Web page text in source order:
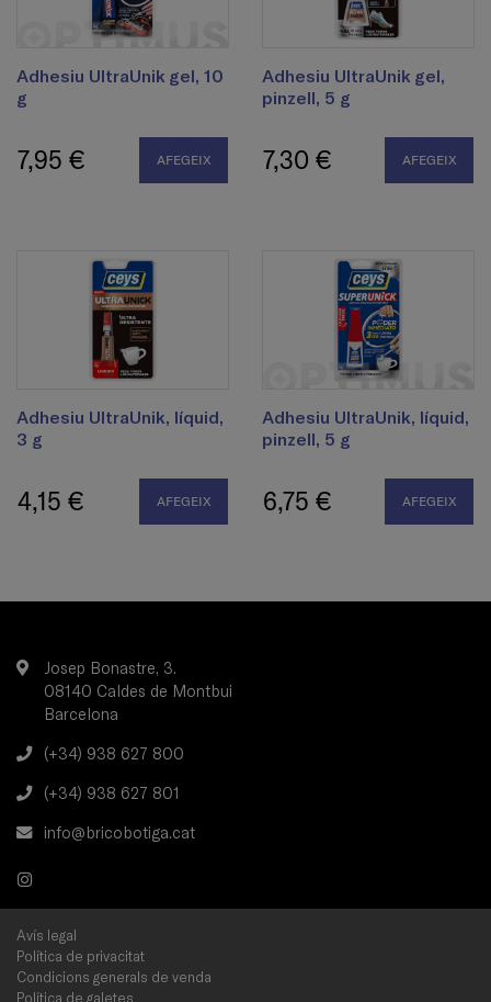
Adhesiu UltraUnik gel, 10
g
7,95 € AFEGEIX
Adhesiu UltraUnik gel,
pinzell, 5 g
7,30 € AFEGEIX
Adhesiu UltraUnik, líquid,
3 g
4,15 € AFEGEIX
Adhesiu UltraUnik, líquid,
pinzell, 5 g
6,75 € AFEGEIX
Josep Bonastre, 3.
08140 Caldes de Montbui
Barcelona
(+34) 938 627 800
(+34) 938 627 801
info@bricobotiga.cat
Avís legal
Política de privacitat
Condicions generals de venda
Política de galetes